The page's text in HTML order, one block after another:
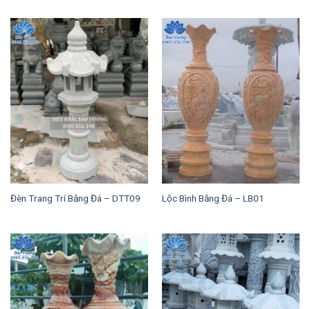
Đèn Trang Trí Bằng Đá – DTT09 Lộc Bình Bằng Đá – LB01